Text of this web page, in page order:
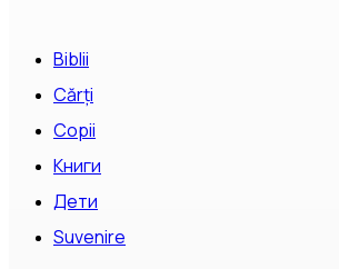
Biblii
Cărți
Copii
Книги
Дети
Suvenire